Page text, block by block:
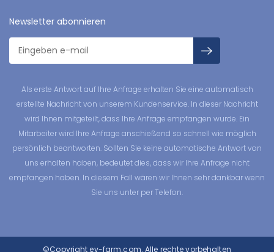
Newsletter abonnieren
Als erste Antwort auf Ihre Anfrage erhalten Sie eine automatisch
erstellte Nachricht von unserem Kundenservice. In dieser Nachricht
wird Ihnen mitgeteilt, dass Ihre Anfrage empfangen wurde. Ein
Mitarbeiter wird Ihre Anfrage anschießend so schnell wie möglich
persönlich beantworten. Sollten Sie keine automatische Antwort von
uns erhalten haben, bedeutet dies, dass wir Ihre Anfrage nicht
empfangen haben. In diesem Fall wären wir Ihnen sehr dankbar wenn
Sie uns unter per Telefon.
©Copyright ev-farm.com. Alle rechte vorbehalten